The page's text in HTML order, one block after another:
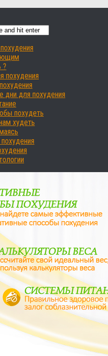
?
похудения
дни для похудения
похудеть
худеть